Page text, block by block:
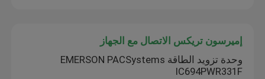
إميرسون تريكس الاتصال مع الجهاز
وحدة تزويد الطاقة EMERSON PACSystems
IC694PWR331F